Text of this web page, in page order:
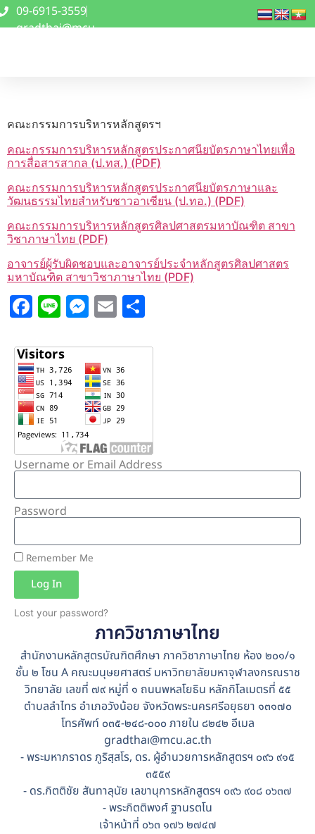
09-6915-3559
gradthai@mcu
คณะกรรมการบริหารหลักสูตรฯ
คณะกรรมการบริหารหลักสูตรประกาศนียบัตรภาษาไทยเพื่อ
การสื่อสารสากล (ป.ทส.) (PDF)
คณะกรรมการบริหารหลักสูตรประกาศนียบัตรภาษาและ
วัฒนธรรมไทยสำหรับชาวอาเซียน (ป.ทอ.) (PDF)
คณะกรรมการบริหารหลักสูตรศิลปศาสตรมหาบัณฑิต สาขา
วิชาภาษาไทย (PDF)
อาจารย์ผู้รับผิดชอบและอาจารย์ประจำหลักสูตรศิลปศาสตร
มหาบัณฑิต สาขาวิชาภาษาไทย (PDF)
Facebook
LineMessenger
Email
Username or Email Address
Password
Remember Me
Log In
Lost your password?
ภาควิชาภาษาไทย
สำนักงานหลักสูตรบัณฑิตศึกษา ภาควิชาภาษาไทย ห้อง ๒๐๑/๑
ชั้น ๒ โซน A คณะมนุษยศาสตร์ มหาวิทยาลัยมหาจุฬาลงกรณราช
วิทยาลัย เลขที่ ๗๙ หมู่ที่ ๑ ถนนพหลโยธิน หลักกิโลเมตรที่ ๕๕
ตำบลลำไทร อำเภอวังน้อย จังหวัดพระนครศรีอยุธยา ๑๓๑๗๐
โทรศัพท์ ๐๓๕-๒๔๘-๐๐๐ ภายใน ๘๒๔๒ อีเมล
gradthaı@mcu.ac.th
- พระมหาภราดร ภูริสฺสโร, ดร. ผู้อำนวยการหลักสูตรฯ ๐๙๖ ๙๑๕
๓๕๕๙
- ดร.กิตติชัย สันทาลุนัย เลขานุการหลักสูตรฯ ๐๙๖ ๙๐๘ ๐๖๓๗
- พระกิตติพงศ์ ฐานรตโน
เจ้าหน้าที่ ๐๖๓ ๑๗๖ ๒๗๔๗